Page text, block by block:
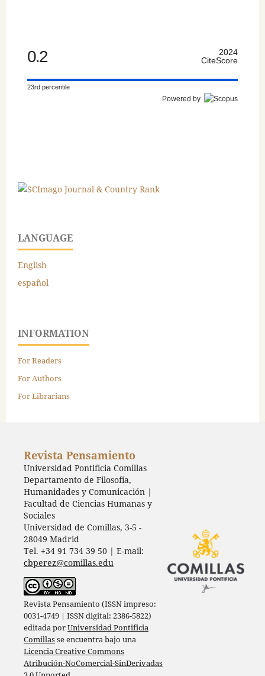
0.2
2024
CiteScore
23rd percentile
Powered by
LANGUAGE
English
español
INFORMATION
For Readers
For Authors
For Librarians
Revista Pensamiento
Universidad Pontificia Comillas
Departamento de Filosofía,
Humanidades y Comunicación |
Facultad de Ciencias Humanas y
Sociales
Universidad de Comillas, 3-5 -
28049 Madrid
Tel. +34 91 734 39 50 | E-mail:
cbperez@comillas.edu
Revista Pensamiento (ISSN impreso:
0031-4749 | ISSN digital: 2386-5822)
editada porUniversidad Pontificia
Comillasse encuentra bajo una
Licencia Creative Commons
Atribución-NoComercial-SinDerivadas